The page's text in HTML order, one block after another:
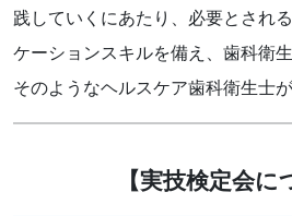
践していくにあたり、必要とされ
ケーションスキルを備え、歯科衛
そのようなヘルスケア歯科衛生士が
【実技検定会に